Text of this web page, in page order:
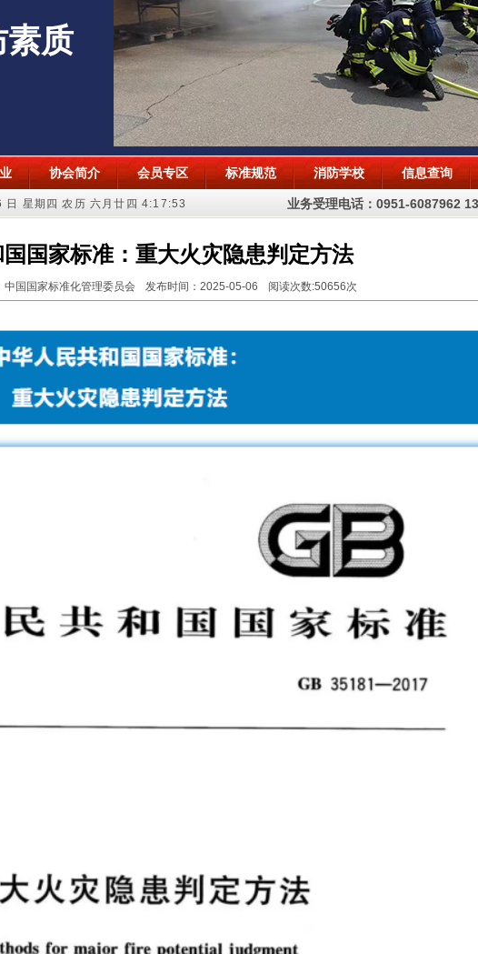
素质
协会简介 会员专区 标准规范 消防学校 信息查询
日 星期四 农历 六月廿四4:17:54 业务受理电话：0951-6087962
国家标准：重大火灾隐患判定方法
中国国家标准化管理委员会 发布时间： 2025-05-06 阅读次数:50656次